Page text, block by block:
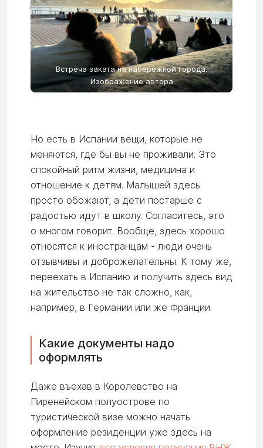
Встреча заката на набережной города.
Изображение автора
Но есть в Испании вещи, которые не
меняются, где бы вы не проживали. Это
спокойный ритм жизни, медицина и
отношение к детям. Малышей здесь
просто обожают, а дети постарше с
радостью идут в школу. Согласитесь, это
о многом говорит. Вообще, здесь хорошо
относятся к иностранцам - люди очень
отзывчивы и доброжелательны. К тому же,
переехать в Испанию и получить здесь вид
на жительство не так сложно, как,
например, в Германии или же Франции.
Какие документы надо
оформлять
Даже въехав в Королевство на
Пиренейском полуострове по
туристической визе можно начать
оформление резиденции уже здесь на